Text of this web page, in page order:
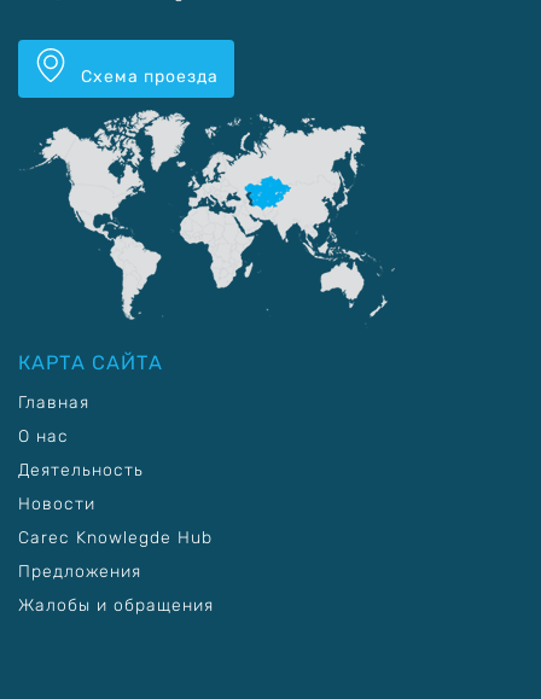
Схема проезда
КАРТА САЙТА
Главная
О нас
Деятельность
Новости
Carec Knowlegde Hub
Предложения
Жалобы и обращения